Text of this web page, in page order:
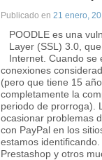
Publicado en 21 enero,
POODLE es una
Layer (SSL) 3.0,
Internet. Cuando se
conexiones
(pero que tiene 15
completamente la
periodo de prorroga).
ocasionar problemas
con PayPal en los
estamos
Prestashop y otros